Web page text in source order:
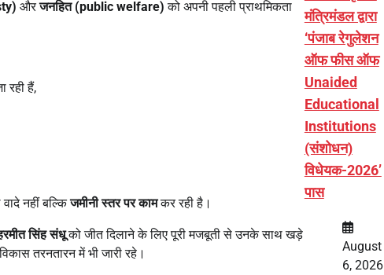
औरजनहित (public welfare) को अपनी पहली प्राथमिकता
रही हैं,
नहीं बल्किजमीनी स्तर पर कामकर रही है।
सिंह संधूको जीत दिलाने के लिए पूरी मजबूती से उनके साथ खड़े
तरनतारन में भी जारी रहे।
मंत्रिमंडल द्वारा
‘पंजाब रेगुलेशन
ऑफ फीस ऑफ
Unaided
Educational
Institutions
(संशोधन)
विधेयक-2026’
पास
August
6, 2026